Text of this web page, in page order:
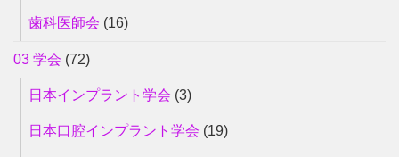
歯科医師会 (16)
03 学会 (72)
日本インプラント学会 (3)
日本口腔インプラント学会 (19)